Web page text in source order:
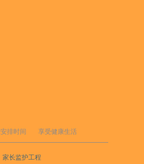
排时间 享受健康生活
家长监护工程